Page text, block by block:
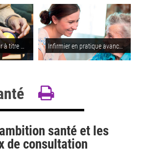
Médecin Évaluateur à titre principal, pour les Personnes Handicapées et subsidiaire, pour les Personnes Âgées Infirmier en pratique avancée
santé et les
de consultation